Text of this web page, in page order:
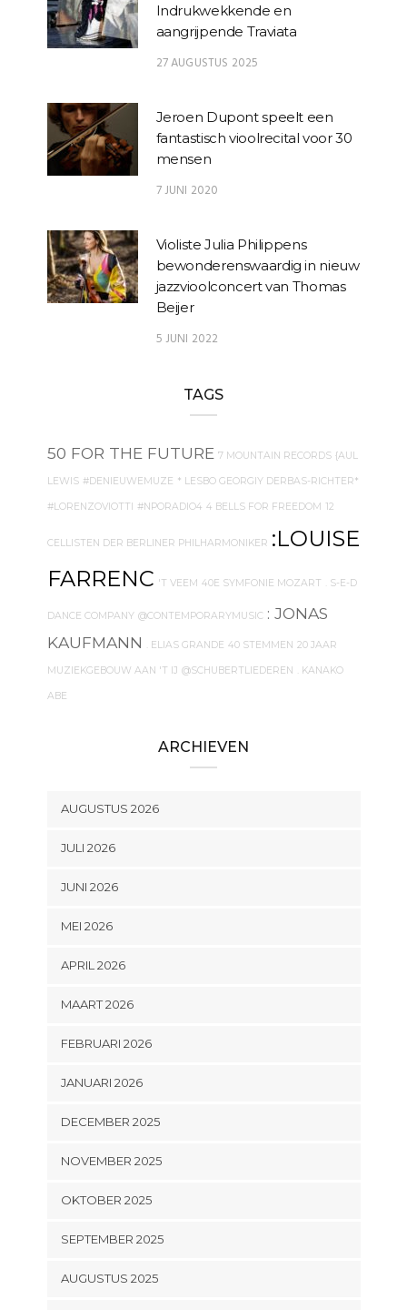
Indrukwekkende en
aangrijpende Traviata
27 AUGUSTUS 2025
Jeroen Dupont speelt een
fantastisch vioolrecital voor 30
mensen
7 JUNI 2020
Violiste Julia Philippens
bewonderenswaardig in nieuw
jazzvioolconcert van Thomas
Beijer
5 JUNI 2022
TAGS
50 FOR THE FUTURE 7 MOUNTAIN RECORDS {AUL
LEWIS #DENIEUWEMUZE * LESBO GEORGIY DERBAS-RICHTER*
#LORENZOVIOTTI #NPORADIO4 4 BELLS FOR FREEDOM 12
CELLISTEN DER BERLINER PHILHARMONIKER :LOUISE
FARRENC 'T VEEM 40E SYMFONIE MOZART . S-E-D
DANCE COMPANY @CONTEMPORARYMUSIC : JONAS
KAUFMANN
. ELIAS GRANDE 40 STEMMEN 20 JAAR
MUZIEKGEBOUW AAN 'T IJ @SCHUBERTLIEDEREN . KANAKO
ABE
ARCHIEVEN
AUGUSTUS 2026
JULI 2026
JUNI 2026
MEI 2026
APRIL 2026
MAART 2026
FEBRUARI 2026
JANUARI 2026
DECEMBER 2025
NOVEMBER 2025
OKTOBER 2025
SEPTEMBER 2025
AUGUSTUS 2025